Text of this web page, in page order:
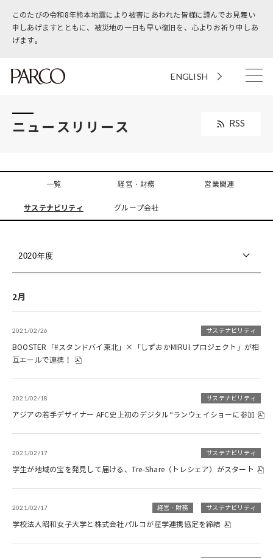
このたびの令和8年熊本地震により被害にあわれた皆様に謹んでお見舞い
申しあげますとともに、被災地の一日も早い復旧を、心よりお祈り申しあ
げます。
ENGLISH
ニュースリリース RSS
一覧 経営・財務 営業関連
サステナビリティ グループ会社
2月
2021/02/26 サステナビリティ
BOOSTER「#スタンドバイ東北」×「しずおかMIRUI プロジェクト」が相
互エールで連携！
2021/02/18 サステナビリティ
アジアの若手デザイナー AFC史上初のデジタル“ランウェイショーに参加
2021/02/17 サステナビリティ
学生が地域の宝を発見して届ける、Tre-Share（トレシェア）がスタート
2021/02/17 経営・財務 サステナビリティ
学校法人昭和女子大学と株式会社パルコが産学連携協定を締結